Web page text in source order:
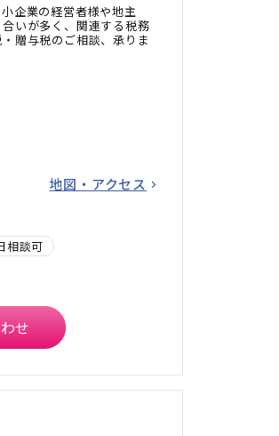
企業の経営者様や地主
いが多く、関連する税務
贈与税のご相談、承りま
地図・アクセス
相談可
せ